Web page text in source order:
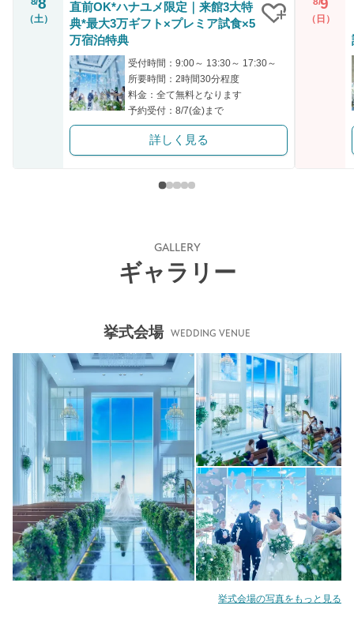
8
（土）
直前OK*ハナユメ限定｜来館3大特
典*最大3万ギフト×プレミア試食×5
万宿泊特典
受付時間：9:00～ 13:30～ 17:30～
所要時間：2時間30分程度
料金：全て無料となります
予約受付：8/7(金)まで
詳しく見る
9
（日）
GALLERY
ギャラリー
挙式会場 WEDDING VENUE
挙式会場の写真をもっと見る